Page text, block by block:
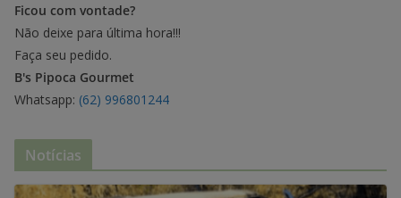
Ficou com vontade?
Não deixe para última hora!!!
Faça seu pedido.
B's Pipoca Gourmet
Whatsapp: (62) 996801244
Notícias